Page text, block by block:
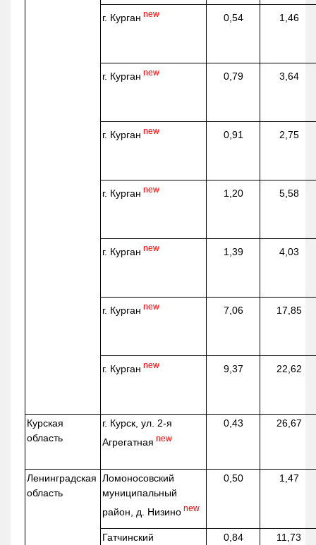
г. Курган new 0,54 1,46
г. Курган new 0,79 3,64
г. Курган new 0,91 2,75
г. Курган new 1,20 5,58
г. Курган new 1,39 4,03
г. Курган new 7,06 17,85
г. Курган new 9,37 22,62
Курская
область
г. Курск, ул. 2-я
Агрегатная new
0,43 26,67
Ленинградская
область
Ломоносовский
муниципальный
район, д. Низино new
0,50 1,47
Гатчинский
0,84 11,73